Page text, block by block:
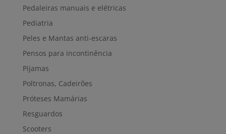
Pedaleiras manuais e elétricas
Pediatria
Peles e Mantas anti-escaras
Pensos para incontinência
Pijamas
Poltronas, Cadeirões
Próteses Mamárias
Resguardos
Scooters